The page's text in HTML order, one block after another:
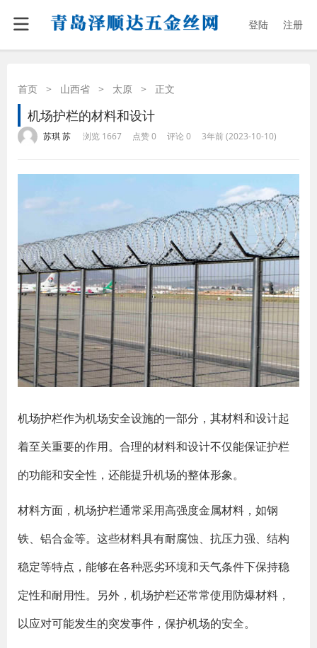
登陆 注册
首页 > 山西省 > 太原 > 正文
机场护栏的材料和设计
苏琪 苏 浏览 1667 点赞 0 评论 0 3年前 (2023-10-10)
机场护栏作为机场安全设施的一部分，其材料和设计起
着至关重要的作用。合理的材料和设计不仅能保证护栏
的功能和安全性，还能提升机场的整体形象。
材料方面，机场护栏通常采用高强度金属材料，如钢
铁、铝合金等。这些材料具有耐腐蚀、抗压力强、结构
稳定等特点，能够在各种恶劣环境和天气条件下保持稳
定性和耐用性。另外，机场护栏还常常使用防爆材料，
以应对可能发生的突发事件，保护机场的安全。